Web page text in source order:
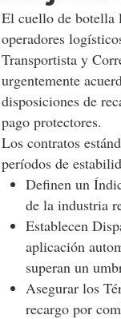
El cuello de botella
operadores
Transportista y
urgentemente
disposiciones de
pago protectores.
Los contratos
períodos de
Definen un
de la industria
Establecen
aplicación
superan un
Asegurar los
recargo por